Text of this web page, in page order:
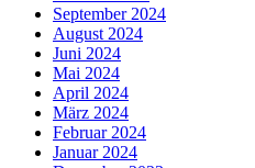
September 2024
August 2024
Juni 2024
Mai 2024
April 2024
März 2024
Februar 2024
Januar 2024